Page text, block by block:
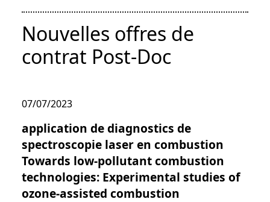
Nouvelles offres de
contrat Post-Doc
07/07/2023
application de diagnostics de
spectroscopie laser en combustion
Towards low-pollutant combustion
technologies: Experimental studies of
ozone-assisted combustion